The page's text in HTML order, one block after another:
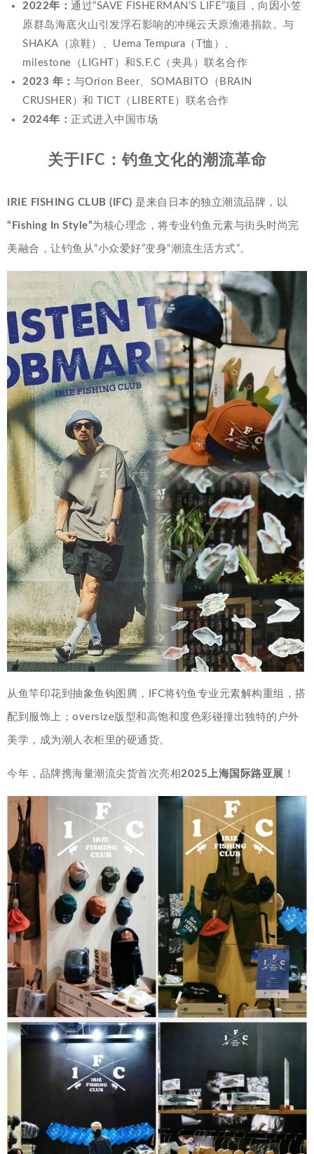
2022年： 通过“SAVE FISHERMAN’S LIFE”项目，向因小笠
原群岛海底火山引发浮石影响的冲绳云天原渔港捐款。与
SHAKA（凉鞋）、Uema Tempura（T恤）、
milestone（LIGHT）和S.F.C（夹具）联名合作
2023 年： 与Orion Beer、SOMABITO（BRAIN
CRUSHER）和 TICT（LIBERTE）联名合作
2024年： 正式进入中国市场
关于IFC：钓鱼文化的潮流革命
IRIE FISHING CLUB (IFC) 是来自日本的独立潮流品牌，以
“Fishing In Style”为核心理念，将专业钓鱼元素与街头时尚完
美融合，让钓鱼从“小众爱好”变身“潮流生活方式”。
从鱼竿印花到抽象鱼钩图腾，IFC将钓鱼专业元素解构重组，搭
配到服饰上；oversize版型和高饱和度色彩碰撞出独特的户外
美学，成为潮人衣柜里的硬通货。
今年，品牌携海量潮流尖货首次亮相2025上海国际路亚展 ！